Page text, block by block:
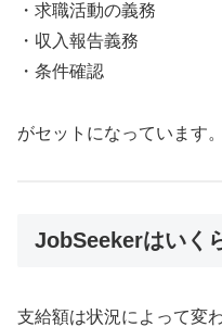
・求職活動の義務
・収入報告義務
・条件確認
がセットになっています。
JobSeekerはいく
支給額は状況によって変